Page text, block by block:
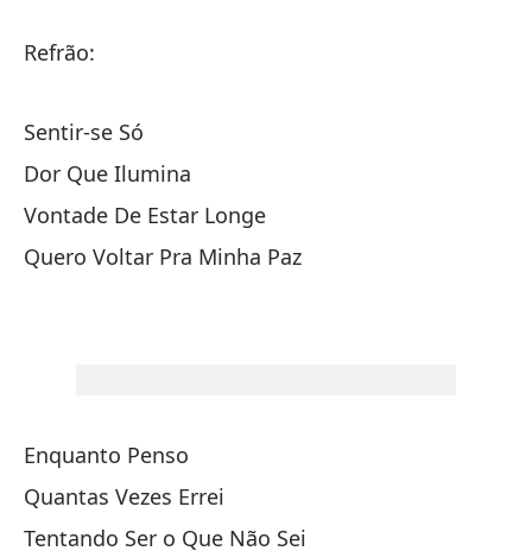
Refrão:
Sentir-se Só
Dor Que Ilumina
Vontade De Estar Longe
Quero Voltar Pra Minha Paz
Enquanto Penso
Quantas Vezes Errei
Tentando Ser o Que Não Sei